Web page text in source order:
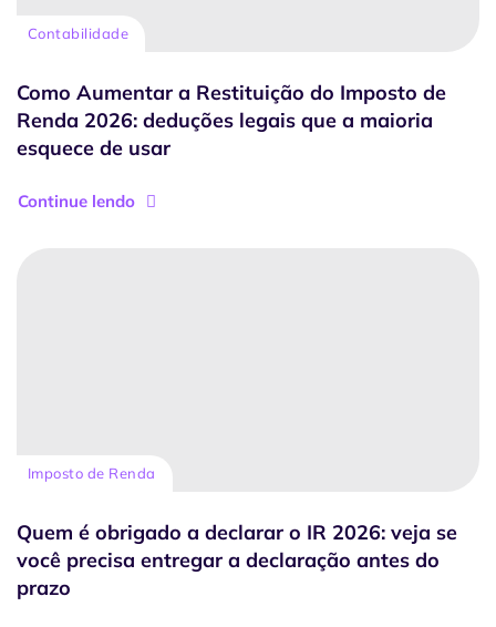
Contabilidade
Como Aumentar a Restituição do Imposto de
Renda 2026: deduções legais que a maioria
esquece de usar
Continue lendo
Imposto de Renda
Quem é obrigado a declarar o IR 2026: veja se
você precisa entregar a declaração antes do
prazo